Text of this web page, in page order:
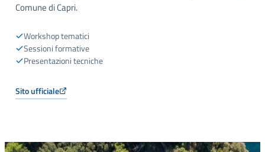
Comune di Capri.
Workshop tematici
Sessioni formative
Presentazioni tecniche
Sito ufficiale